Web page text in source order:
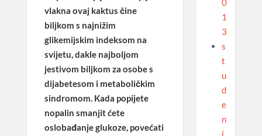
vlakna ovaj kaktus čine
biljkom s najnižim
glikemijskim indeksom na
svijetu, dakle najboljom
jestivom biljkom za osobe s
dijabetesom i metaboličkim
sindromom. Kada popijete
nopalin smanjit ćete
oslobađanje glukoze, povećati
0
1
3
s
t
u
d
e
n
i